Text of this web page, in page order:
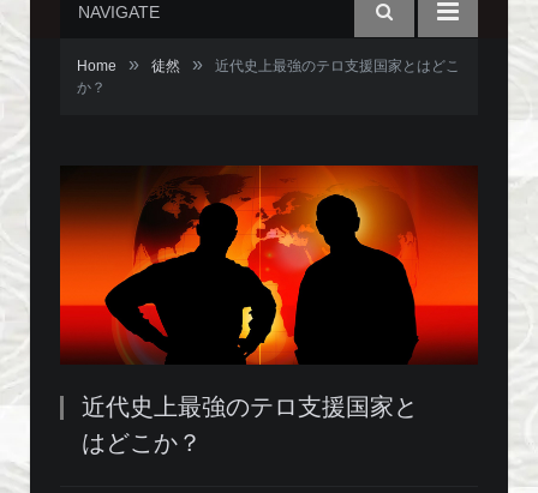
NAVIGATE
Home » 徒然 »
近代史上最強のテロ支援国家とはどこ
か？
近代史上最強のテロ支援国家と
はどこか？